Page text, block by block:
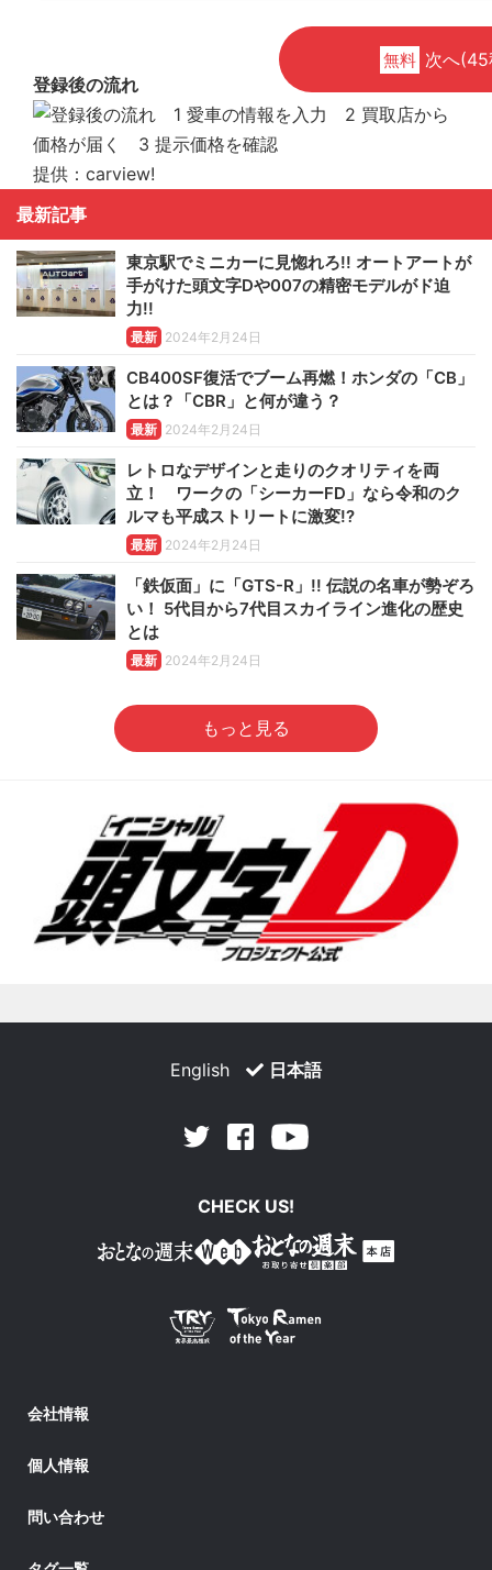
無料 次へ
登録後の流れ
提供：carview!
最新記事
東京駅でミニカーに見惚れろ!! オートアートが
手がけた頭文字Dや007の精密モデルがド迫
力!!
最新 2024年2月24日
CB400SF復活でブーム再燃！ホンダの「CB」
とは？「CBR」と何が違う？
最新 2024年2月24日
レトロなデザインと走りのクオリティを両
立！ ワークの「シーカーFD」なら令和のク
ルマも平成ストリートに激変!?
最新 2024年2月24日
「鉄仮面」に「GTS-R」!! 伝説の名車が勢ぞろ
い！ 5代目から7代目スカイライン進化の歴史
とは
最新 2024年2月24日
もっと見る
English 日本語
Twitter Facebook
CHECK US!
会社情報
個人情報
問い合わせ